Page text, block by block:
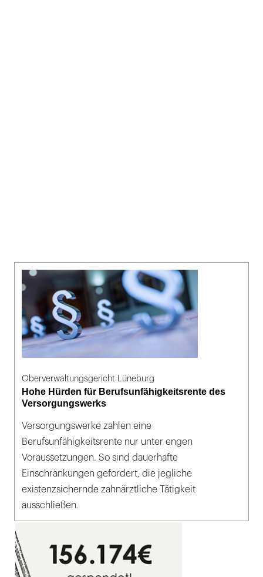
Oberverwaltungsgericht Lüneburg
Hohe Hürden für Berufsunfähigkeitsrente des
Versorgungswerks
Versorgungswerke zahlen eine
Berufsunfähigkeitsrente nur unter engen
Voraussetzungen. So sind dauerhafte
Einschränkungen gefordert, die jegliche
existenzsichernde zahnärztliche Tätigkeit
ausschließen.